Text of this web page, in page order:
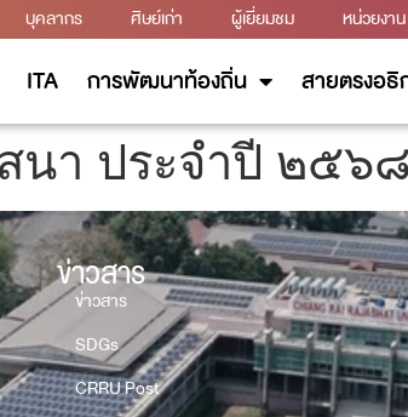
บุคลากร ศิษย์เก่า ผู้เยี่ยมชม หน่วยงาน
ITA การพัฒนาท้องถิ่น สายตรงอธิ
นา ประจำปี ๒๕๖๘
ข่าวสาร
ข่าวสาร
SDGs
CRRU Post